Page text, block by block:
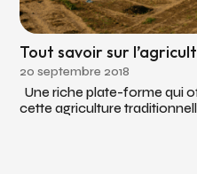
Tout savoir sur
20 septembre 2018
Une riche plate-forme qui
cette agriculture